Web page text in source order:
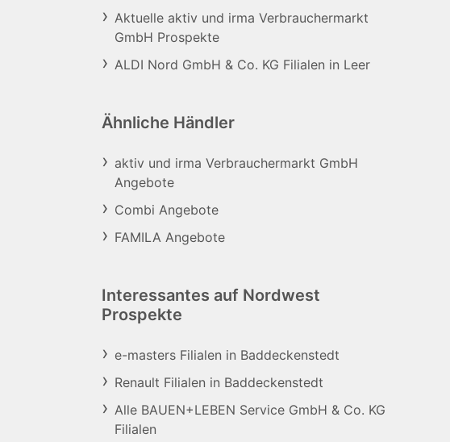
Aktuelle aktiv und irma Verbrauchermarkt
GmbH Prospekte
ALDI Nord GmbH & Co. KG Filialen in Leer
Ähnliche Händler
aktiv und irma Verbrauchermarkt GmbH
Angebote
Combi Angebote
FAMILA Angebote
Interessantes auf Nordwest
Prospekte
e-masters Filialen in Baddeckenstedt
Renault Filialen in Baddeckenstedt
Alle BAUEN+LEBEN Service GmbH & Co. KG
Filialen